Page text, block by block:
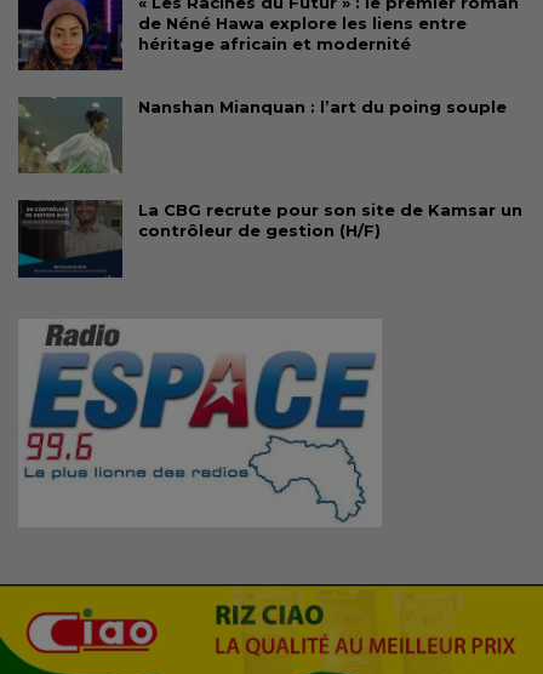
de Néné Hawa explore les liens entre
héritage africain et modernité
Nanshan Mianquan : l’art du poing souple
La CBG recrute pour son site de Kamsar un
contrôleur de gestion (H/F)